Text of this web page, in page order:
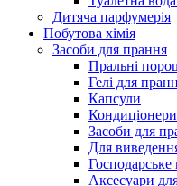
Дитяча парфумерія
Побутова хімія
Засоби для прання
Пральні
Гелі для
Капсули
Засоби для
Для
Аксесуари